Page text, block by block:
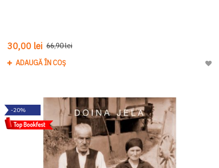
30,00 lei 66,90 lei
ADAUGĂ ÎN COȘ
-20%